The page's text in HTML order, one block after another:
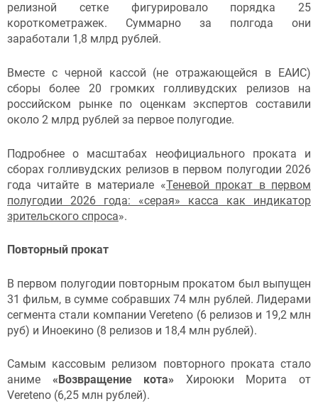
релизной сетке фигурировало порядка 25
короткометражек. Суммарно за полгода они
заработали 1,8 млрд рублей.
Вместе с черной кассой (не отражающейся в ЕАИС)
сборы более 20 громких голливудских релизов на
российском рынке по оценкам экспертов составили
около 2 млрд рублей за первое полугодие.
Подробнее о масштабах неофициального проката и
сборах голливудских релизов в первом полугодии 2026
года читайте в материале «Теневой прокат в первом
полугодии 2026 года: «серая» касса как индикатор
зрительского спроса».
Повторный прокат
В первом полугодии повторным прокатом был выпущен
31 фильм, в сумме собравших 74 млн рублей. Лидерами
сегмента стали компании Vereteno (6 релизов и 19,2 млн
руб) и Иноекино (8 релизов и 18,4 млн рублей).
Самым кассовым релизом повторного проката стало
аниме «Возвращение кота» Хироюки Морита от
Vereteno (6,25 млн рублей).